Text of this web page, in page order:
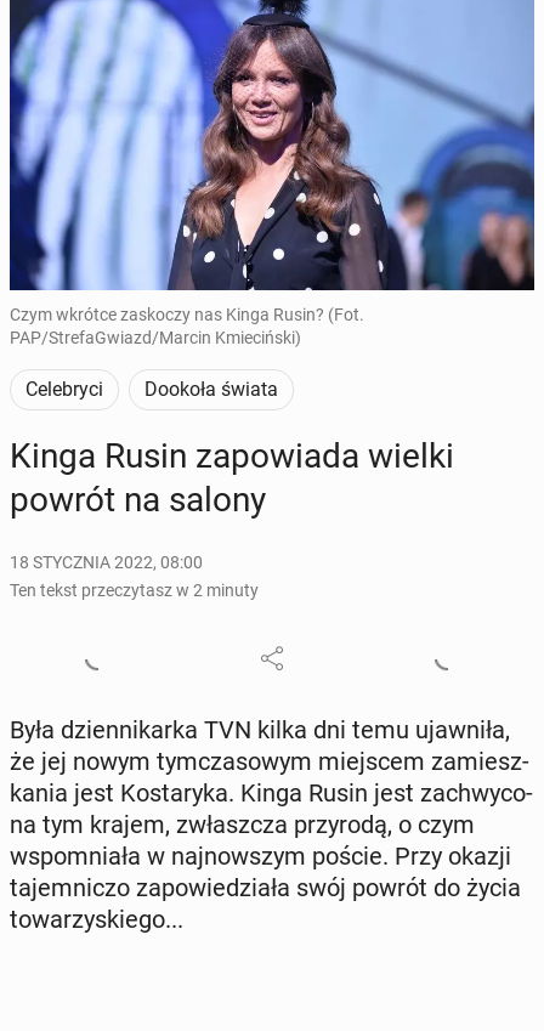
Czym wkrótce zaskoczy nas Kinga Rusin? (Fot.
PAP/StrefaGwiazd/Marcin Kmieciński)
Celebryci Dookoła świata
Kinga Rusin za­po­wia­da wielki
powrót na salony
18 STYCZNIA 2022, 08:00
Ten tekst przeczytasz w 2 minuty
Była dzien­ni­kar­ka TVN kilka dni temu ujaw­ni­ła,
że jej nowym tym­cza­so­wym miej­scem za­miesz­
ka­nia jest Ko­sta­ry­ka. Kinga Rusin jest za­chwy­co­
na tym krajem, zwłasz­cza przy­ro­dą, o czym
wspo­mnia­ła w naj­now­szym poście. Przy okazji
ta­jem­ni­czo za­po­wie­dzia­ła swój powrót do życia
to­wa­rzy­skie­go...